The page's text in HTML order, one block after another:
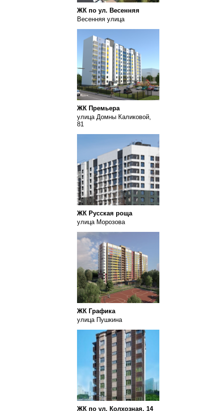
ЖК по ул. Весенняя
Весенняя улица
ЖК Премьера
улица Домны Каликовой,
81
ЖК Русская роща
улица Морозова
ЖК Графика
улица Пушкина
ЖК по ул. Колхозная, 14